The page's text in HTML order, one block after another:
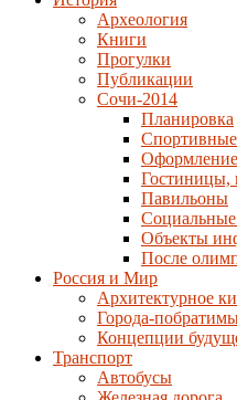
Археология
Книги
Прогулки
Публикации
Сочи-2014
Планировка
Оформление
Гостиницы,
Павильоны
Объекты
После
Россия и Мир
Архитектурное
Города-
Концепции
Транспорт
Автобусы